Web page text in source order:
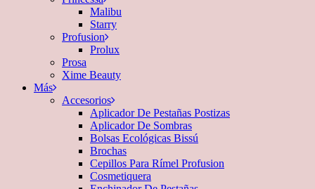
Malibu
Starry
Profusion
Prolux
Prosa
Xime Beauty
Más
Accesorios
Aplicador De Pestañas Postizas
Aplicador De Sombras
Bolsas Ecológicas Bissú
Brochas
Cepillos Para Rímel Profusion
Cosmetiquera